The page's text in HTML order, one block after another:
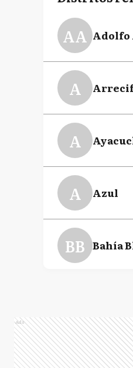
AA Adolfo
A
A
A Azul
BB Bahía
B
Ads